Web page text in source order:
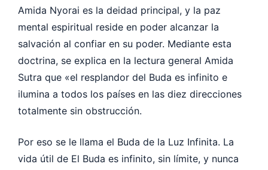
Amida Nyorai es la deidad principal, y la paz
mental espiritual reside en poder alcanzar la
salvación al confiar en su poder. Mediante esta
doctrina, se explica en la lectura general Amida
Sutra que «el resplandor del Buda es infinito e
ilumina a todos los países en las diez direcciones
totalmente sin obstrucción.
Por eso se le llama el Buda de la Luz Infinita. La
vida útil de El Buda es infinito, sin límite, y nunca